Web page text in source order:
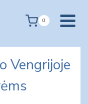
0
Vengrijoje